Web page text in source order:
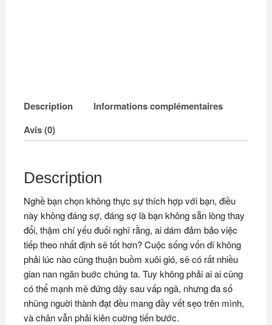
Description
Informations complémentaires
Avis (0)
Description
Nghề bạn chọn không thực sự thích hợp với bạn, điều
này không đáng sợ, đáng sợ là bạn không sẵn lòng thay
đổi, thậm chí yếu đuối nghĩ rằng, ai dám đảm bảo việc
tiếp theo nhất định sẽ tốt hơn? Cuộc sống vốn dĩ không
phải lúc nào cũng thuận buồm xuôi gió, sẽ có rất nhiều
gian nan ngăn buớc chúng ta. Tuy không phải ai ai cũng
có thể mạnh mẽ đứng dậy sau vấp ngã, nhưng đa số
nhũng nguời thành đạt đều mang đầy vết sẹo trên mình,
và chân vẫn phải kiên cuờng tiến bước.